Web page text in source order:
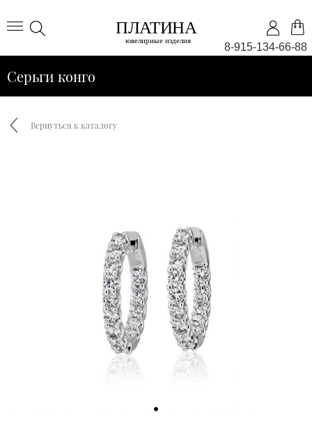
8-915-134-66-88
Серьги конго
Вернуться к каталогу